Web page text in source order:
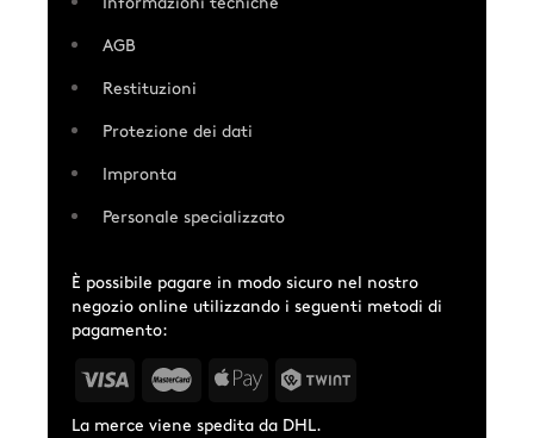
AGB
Restituzioni
Protezione dei dati
Impronta
Personale specializzato
È possibile pagare in modo sicuro nel nostro
negozio online utilizzando i seguenti metodi di
pagamento:
La merce viene spedita da DHL.